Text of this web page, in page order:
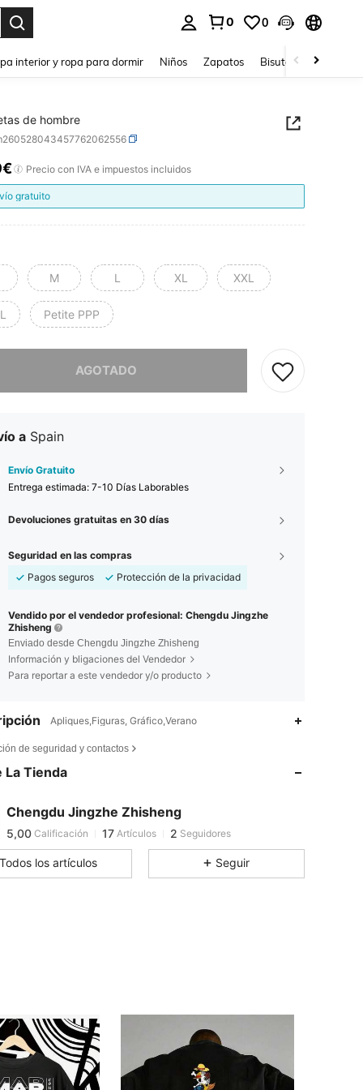
0 0
interior y ropa para dormir Niños Zapatos Bisutería Y
de hombre
AND AVAILABILITY
Precio con IVA e impuestos incluidos
gratuito
M L XL XXL
Petite PPP
AGOTADO
a Spain
Envío Gratuito
Entrega estimada: 7-10 Días Laborables
Devoluciones gratuitas en 30 días
Seguridad en las compras
Pagos seguros
Protección de la privacidad
Vendido por el vendedor profesional: Chengdu Jingzhe
Zhisheng
Enviado desde Chengdu Jingzhe Zhisheng
Información y bligaciones del Vendedor
Para reportar a este vendedor y/o producto
Apliques,Figuras, Gráfico,Verano
de seguridad y contactos
La Tienda
Chengdu Jingzhe Zhisheng
5,00 17
2
5,00 Calificación 17 Artículos 2 Seguidores
Todos los artículos Seguir